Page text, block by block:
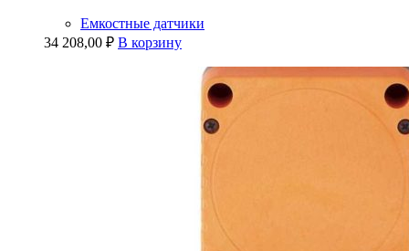
Емкостные датчики
34 208,00 ₽ В корзину